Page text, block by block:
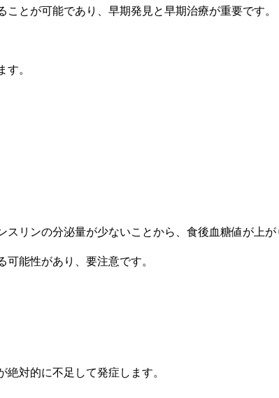
とが可能であり、早期発見と早期治療が重要です。
。
リンの分泌量が少ないことから、食後血糖値が上
能性があり、要注意です。
対的に不足して発症します。